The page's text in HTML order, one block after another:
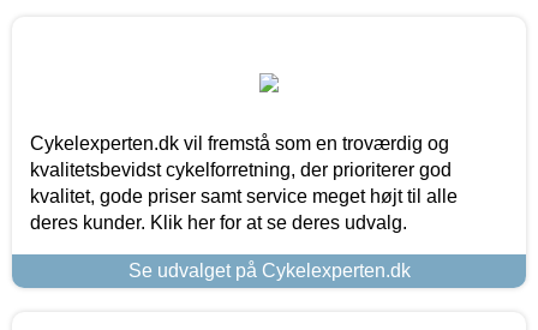
Cykelexperten.dk vil fremstå som en troværdig og
kvalitetsbevidst cykelforretning, der prioriterer god
kvalitet, gode priser samt service meget højt til alle
deres kunder. Klik her for at se deres udvalg.
Se udvalget på Cykelexperten.dk